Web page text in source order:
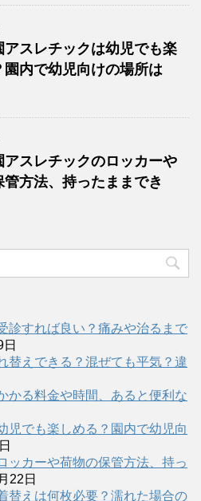
アスレチックは幼児でも楽
園内で幼児向けの場所は
アスレチックのロッカーや
管方法、持ったままでき
診すれば良い？痛みや治るまで
替えできる？混ぜても平気？違
かる料金や時間、あると便利な
児でも楽しめる？園内で幼児向
ッカーや荷物の保管方法、持っ
22日
替えは何枚必要？濡れた場合の